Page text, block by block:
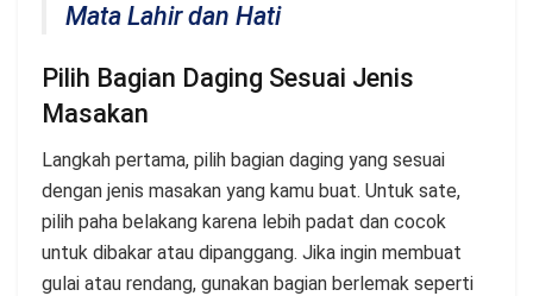
Mata Lahir dan Hati
Pilih Bagian Daging Sesuai Jenis
Masakan
Langkah pertama, pilih bagian daging yang sesuai
dengan jenis masakan yang kamu buat. Untuk sate,
pilih paha belakang karena lebih padat dan cocok
untuk dibakar atau dipanggang. Jika ingin membuat
gulai atau rendang, gunakan bagian berlemak seperti